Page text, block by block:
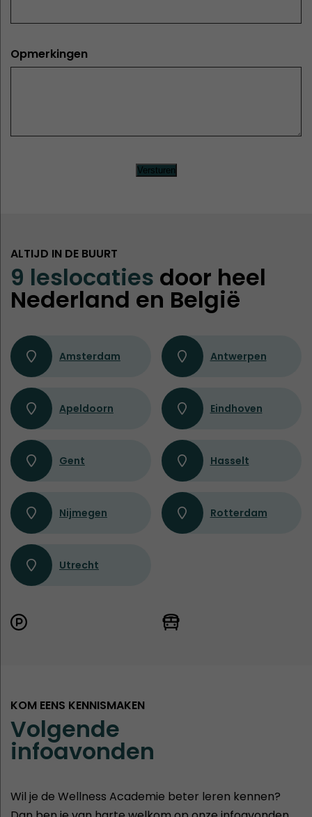
Opmerkingen
Versturen
ALTIJD IN DE BUURT
9 leslocaties door heel
Nederland en België
Amsterdam Antwerpen
Apeldoorn Eindhoven
Gent Hasselt
Nijmegen Rotterdam
Utrecht
KOM EENS KENNISMAKEN
Volgende
infoavonden
Wil je de Wellness Academie beter leren kennen?